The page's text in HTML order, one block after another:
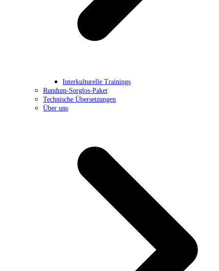
Interkulturelle Trainings
Rundum-Sorglos-Paket
Technische Übersetzungen
Über uns